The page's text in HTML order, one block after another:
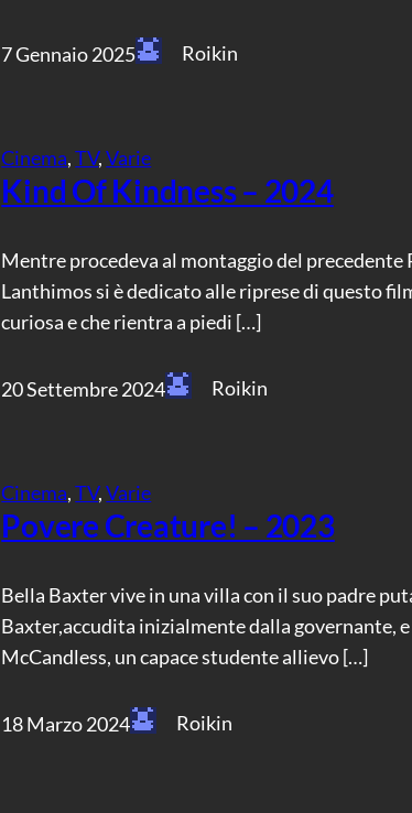
7 Gennaio 2025 Roikin
Cinema, TV, Varie
Kind Of Kindness – 2024
Mentre procedeva al montaggio del precedente
Lanthimos si è dedicato alle riprese di questo
curiosa e che rientra a piedi […]
20 Settembre 2024 Roikin
Cinema, TV, Varie
Povere Creature! – 2023
Bella Baxter vive in una villa con il suo padre
Baxter,accudita inizialmente dalla governante,
McCandless, un capace studente allievo […]
18 Marzo 2024 Roikin